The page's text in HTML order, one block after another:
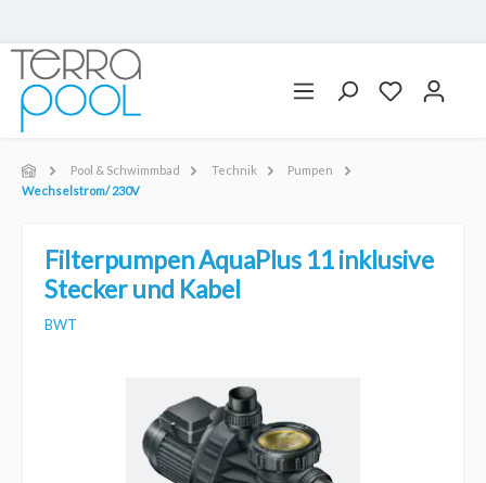
Pool & Schwimmbad Technik
Pumpen
Wechselstrom/ 230V
Filterpumpen AquaPlus 11 inklusive
Stecker und Kabel
BWT